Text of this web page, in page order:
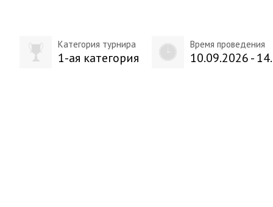
Категория турнира
1-ая категория
Время проведения
10.09.2026 -